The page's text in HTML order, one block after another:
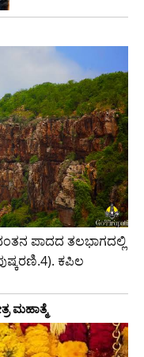
ಪಾದದ ತಲಭಾಗದಲ್ಲಿ
ಕಪಿಲ
ಮಹಾತ್ಮೆ